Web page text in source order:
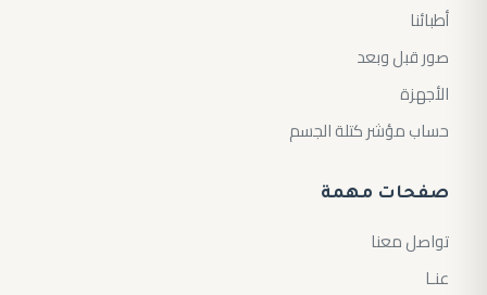
أطبائنا
صور قبل وبعد
الأجهزة
حساب مؤشر كتلة الجسم
صفحات مهمة
تواصل معنا
عنـا